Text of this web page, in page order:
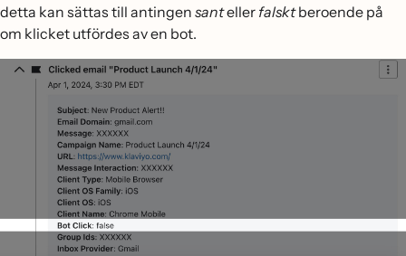
detta kan sättas till antingen santeller falsktberoende på
om klicket utfördes av en bot.